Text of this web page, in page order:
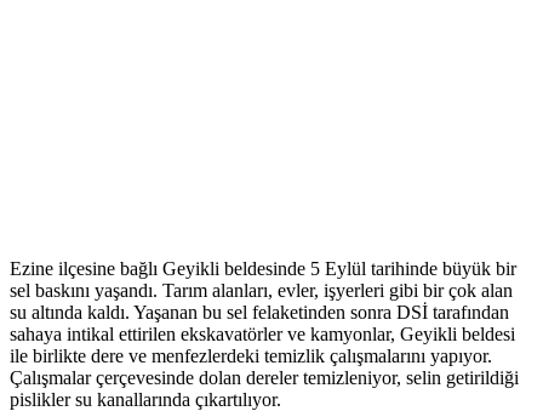
Ezine ilçesine bağlı Geyikli beldesinde 5 Eylül tarihinde büyük bir
sel baskını yaşandı. Tarım alanları, evler, işyerleri gibi bir çok alan
su altında kaldı. Yaşanan bu sel felaketinden sonra DSİ tarafından
sahaya intikal ettirilen ekskavatörler ve kamyonlar, Geyikli beldesi
ile birlikte dere ve menfezlerdeki temizlik çalışmalarını yapıyor.
Çalışmalar çerçevesinde dolan dereler temizleniyor, selin getirildiği
pislikler su kanallarında çıkartılıyor.